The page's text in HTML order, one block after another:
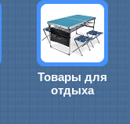
Товары для
отдыха